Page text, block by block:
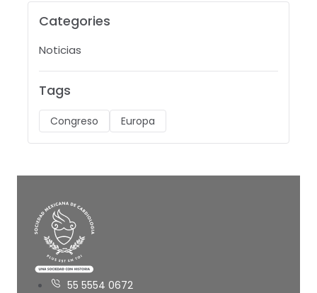
Categories
Noticias
Tags
Congreso Europa
55 5554 0672